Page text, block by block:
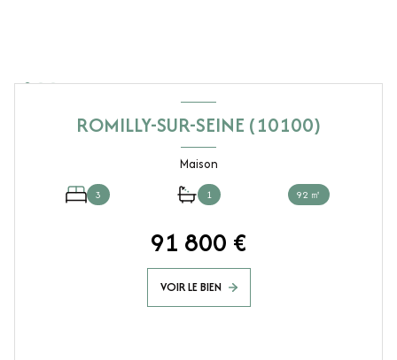
ROMILLY-SUR-SEINE (10100)
Maison
3 1 92 ㎡
91 800 €
VOIR LE BIEN